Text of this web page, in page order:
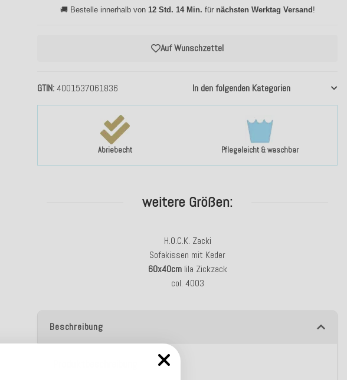
Abriebecht Pflegeleicht & waschbar
GTIN 4001537061836 In den folgenden Kategorien
Auf Wunschzettel
🚚 Bestelle innerhalb von 12 Std. 14 Min. für nächsten Werktag Versand !
weitere Größen:
H.O.C.K. Zacki
Sofakissen mit Keder
60x40cmlila Zickzack
col. 4003
Beschreibung